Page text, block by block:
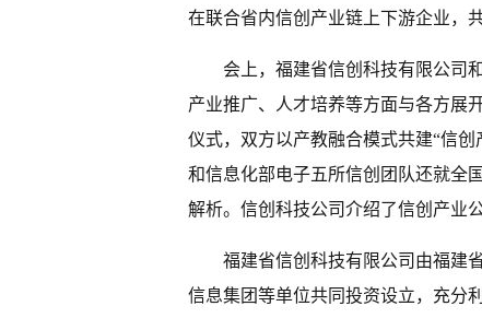
在联合省内信创产业链上下游企业，
会上，福建省信创科技有限公司
产业推广、人才培养等方面与各方展
仪式，双方以产教融合模式共建“信
和信息化部电子五所信创团队还就全
解析。信创科技公司介绍了信创产业
福建省信创科技有限公司由福建
信息集团等单位共同投资设立，充分